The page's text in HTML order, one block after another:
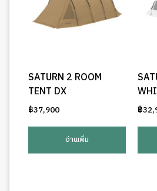
SATURN 2 ROOM
TENT DX
฿37,900
อ่านเพิ่ม
฿